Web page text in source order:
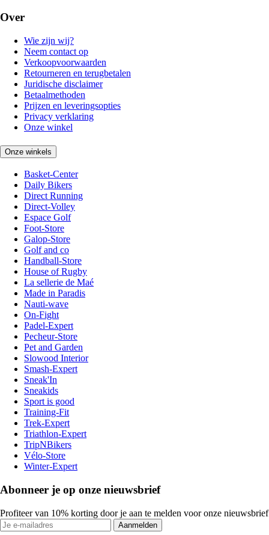
Over
Wie zijn wij?
Neem contact op
Verkoopvoorwaarden
Retourneren en terugbetalen
Juridische disclaimer
Betaalmethoden
Prijzen en leveringsopties
Privacy verklaring
Onze winkel
Onze winkels
Basket-Center
Daily Bikers
Direct Running
Direct-Volley
Espace Golf
Foot-Store
Galop-Store
Golf and co
Handball-Store
House of Rugby
La sellerie de Maé
Made in Paradis
Nauti-wave
On-Fight
Padel-Expert
Pecheur-Store
Pet and Garden
Slowood Interior
Smash-Expert
Sneak'In
Sneakids
Sport is good
Training-Fit
Trek-Expert
Triathlon-Expert
TripNBikers
Vélo-Store
Winter-Expert
Abonneer je op onze nieuwsbrief
Profiteer van 10% korting door je aan te melden voor onze nieuwsbrief
Aanmelden